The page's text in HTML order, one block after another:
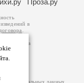
Проза.ру
в
авторам
возможна
за
на
персональных данных